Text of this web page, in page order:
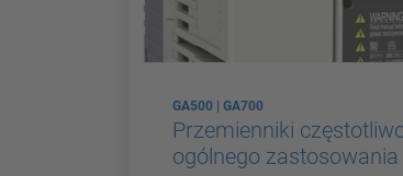
GA500 | GA700
Przemienniki
ogólnego zastosowania